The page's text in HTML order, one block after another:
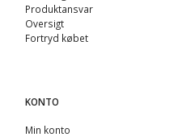
Produktansvar
Oversigt
Fortryd købet
KONTO
Min konto